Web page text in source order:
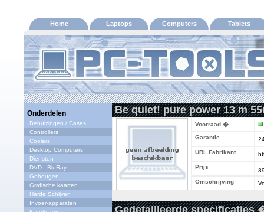
Home Laptops Computers Tablets
Onderdelen
Behuizingen / Cases
Controllers
Coolers
Desktop Computers
Diensten
DVD - BluRay
Geheugen
Grafische kaarten
Harde Schijven
Invoer-apparaten
Be quiet! pure power 13 m
Voorraad �
Garantie
URL Fabrikant
Prijs
Omschrijving
Gedetailleerde specificaties